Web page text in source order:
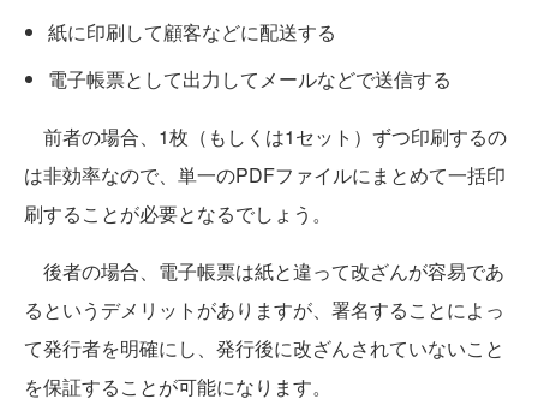
紙に印刷して顧客などに配送する
電子帳票として出力してメールなどで送信する
前者の場合、1枚（もしくは1セット）ずつ印刷するの
は非効率なので、単一のPDFファイルにまとめて一括印
刷することが必要となるでしょう。
後者の場合、電子帳票は紙と違って改ざんが容易であ
るというデメリットがありますが、署名することによっ
て発行者を明確にし、発行後に改ざんされていないこと
を保証することが可能になります。